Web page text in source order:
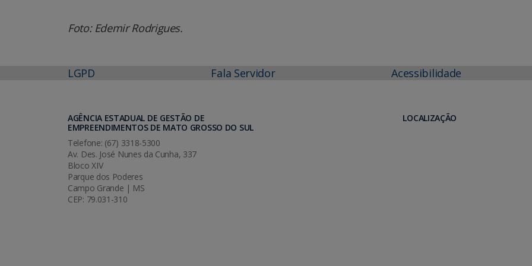
Foto: Edemir Rodrigues.
LGPD Fala Servidor Acessibilidade
AGÊNCIA ESTADUAL DE GESTÃO DE
EMPREENDIMENTOS DE MATO GROSSO DO SUL
Telefone: (67) 3318-5300
Av. Des. José Nunes da Cunha, 337
Bloco XIV
Parque dos Poderes
Campo Grande | MS
CEP: 79.031-310
LOCALIZAÇÃO